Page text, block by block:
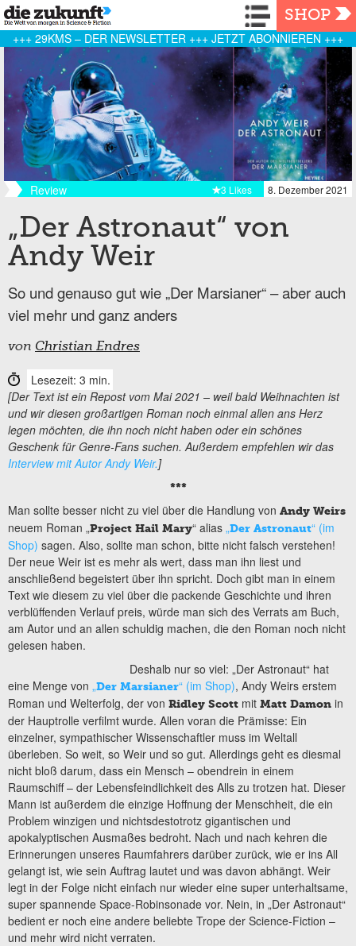
Navigation
SHOP
+++ 29KMS – DER NEWSLETTER +++ JETZT ABONNIEREN +++
Review 8. Dezember 2021
3 Likes
„Der Astronaut“ von
Andy Weir
So und genauso gut wie „Der Marsianer“ – aber auch
viel mehr und ganz anders
von Christian Endres
Lesezeit: 3 min.
[Der Text ist ein Repost vom Mai 2021 – weil bald Weihnachten ist
und wir diesen großartigen Roman noch einmal allen ans Herz
legen möchten, die ihn noch nicht haben oder ein schönes
Geschenk für Genre-Fans suchen. Außerdem empfehlen wir das
Interview mit Autor Andy Weir.]
***
Man sollte besser nicht zu viel über die Handlung von Andy Weirs
neuem Roman „Project Hail Mary“ alias „Der Astronaut“ (im
Shop) sagen. Also, sollte man schon, bitte nicht falsch verstehen!
Der neue Weir ist es mehr als wert, dass man ihn liest und
anschließend begeistert über ihn spricht. Doch gibt man in einem
Text wie diesem zu viel über die packende Geschichte und ihren
verblüffenden Verlauf preis, würde man sich des Verrats am Buch,
am Autor und an allen schuldig machen, die den Roman noch nicht
gelesen haben.
Deshalb nur so viel: „Der Astronaut“ hat
eine Menge von „Der Marsianer“ (im Shop), Andy Weirs erstem
Roman und Welterfolg, der von Ridley Scott mit Matt Damon in
der Hauptrolle verfilmt wurde. Allen voran die Prämisse: Ein
einzelner, sympathischer Wissenschaftler muss im Weltall
überleben. So weit, so Weir und so gut. Allerdings geht es diesmal
nicht bloß darum, dass ein Mensch – obendrein in einem
Raumschiff – der Lebensfeindlichkeit des Alls zu trotzen hat. Dieser
Mann ist außerdem die einzige Hoffnung der Menschheit, die ein
Problem winzigen und nichtsdestotrotz gigantischen und
apokalyptischen Ausmaßes bedroht. Nach und nach kehren die
Erinnerungen unseres Raumfahrers darüber zurück, wie er ins All
gelangt ist, wie sein Auftrag lautet und was davon abhängt. Weir
legt in der Folge nicht einfach nur wieder eine super unterhaltsame,
super spannende Space-Robinsonade vor. Nein, in „Der Astronaut“
bedient er noch eine andere beliebte Trope der Science-Fiction –
und mehr wird nicht verraten.